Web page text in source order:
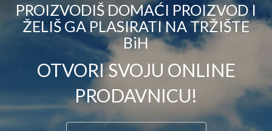
PROIZVODIŠ DOMAĆI PROIZVOD I
ŽELIŠ GA PLASIRATI NA TRŽIŠTE
BiH
OTVORI SVOJU ONLINE
PRODAVNICU!